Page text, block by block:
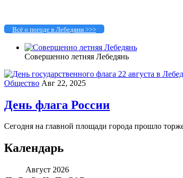
Всё о погоде в Лебедяни >>>
Совершенно летняя Лебедянь
Общество Авг 22, 2025
День флага России
Сегодня на главной площади города прошло
Календарь
Август 2026